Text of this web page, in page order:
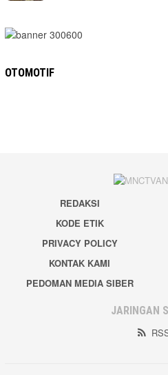
OTOMOTIF
REDAKSI
KODE ETIK
PRIVACY POLICY
KONTAK KAMI
PEDOMAN MEDIA SIBER
JARINGAN